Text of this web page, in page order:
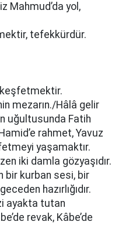
Mahmud’da yol,
tefekkürdür.
keşfetmektir.
mezarın./Hâlâ gelir
uğultusunda Fatih
rahmet, Yavuz
yaşamaktır.
iki damla gözyaşıdır.
bir kurban sesi, bir
hazırlığıdır.
ayakta tutan
revak, Kâbe’de